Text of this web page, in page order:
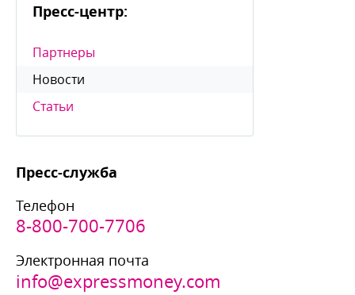
Пресс-центр:
Партнеры
Новости
Статьи
Пресс-служба
Телефон
8-800-700-7706
Электронная почта
info@expressmoney.com